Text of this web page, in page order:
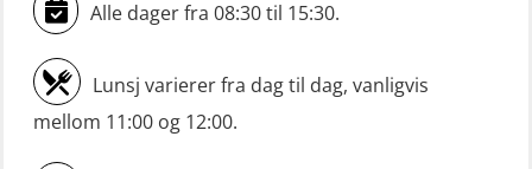
Livbåtfører konvensjonell repetisjon
(OSE1361)
Livbåtfører konvertering til FF48 inkl.
Alle dager fra 08:30 til 15:30.
Lunsj varierer fra dag til dag, vanligvis
mellom 11:00 og 12:00.